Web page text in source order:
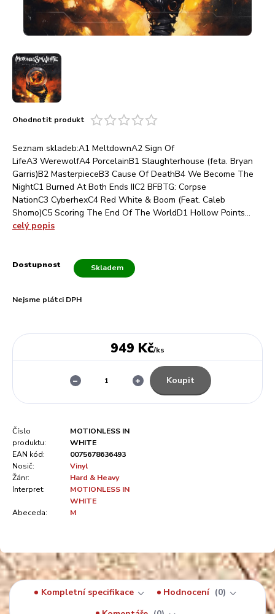
Ohodnotit produkt
Seznam skladeb:A1 MeltdownA2 Sign Of
LifeA3 WerewolfA4 PorcelainB1 Slaughterhouse (feta. Bryan
Garris)B2 MasterpieceB3 Cause Of DeathB4 We Become The
NightC1 Burned At Both Ends IIC2 BFBTG: Corpse
NationC3 CyberhexC4 Red White & Boom (Feat. Caleb
Shomo)C5 Scoring The End Of The WorldD1 Hollow Points...
celý popis
Dostupnost Skladem
Nejsme plátci DPH
949 Kč/ks
Koupit
Číslo
produktu:
MOTIONLESS IN
WHITE
EAN kód:
0075678636493
Nosič:
Vinyl
Žánr:
Hard & Heavy
Interpret:
MOTIONLESS IN
WHITE
Abeceda:
M
Kompletní specifikace Hodnocení
0